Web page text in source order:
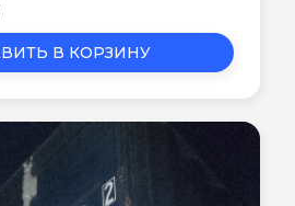
В КОРЗИНУ